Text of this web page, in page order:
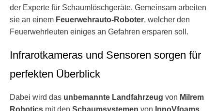
der Experte für Schaumlöschgeräte. Gemeinsam arbeiten
sie an einem Feuerwehrauto-Roboter, welcher den
Feuerwehrleuten einiges an Gefahren ersparen soll.
Infrarotkameras und Sensoren sorgen für
perfekten Überblick
Dabei wird das unbemannte Landfahrzeug von Milrem
Robotics mit den Schaumsystemen von InnoVfoams